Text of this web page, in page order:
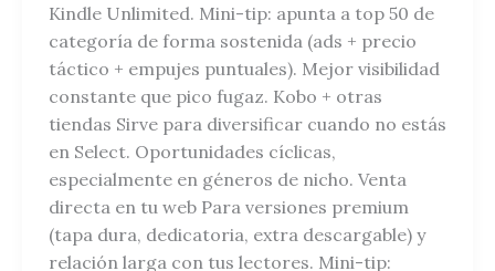
Kindle Unlimited. Mini-tip: apunta a top 50 de
categoría de forma sostenida (ads + precio
táctico + empujes puntuales). Mejor visibilidad
constante que pico fugaz. Kobo + otras
tiendas Sirve para diversificar cuando no estás
en Select. Oportunidades cíclicas,
especialmente en géneros de nicho. Venta
directa en tu web Para versiones premium
(tapa dura, dedicatoria, extra descargable) y
relación larga con tus lectores. Mini-tip: